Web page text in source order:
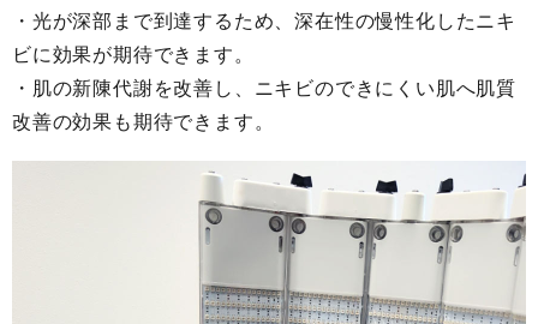
・光が深部まで到達するため、深在性の慢性化したニキ
ビに効果が期待できます。
・肌の新陳代謝を改善し、ニキビのできにくい肌へ肌質
改善の効果も期待できます。